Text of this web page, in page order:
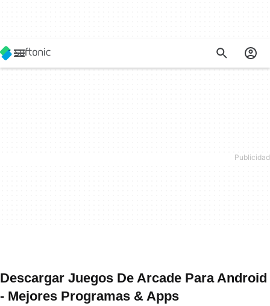
Descargar Juegos De Arcade Para Android
- Mejores Programas & Apps